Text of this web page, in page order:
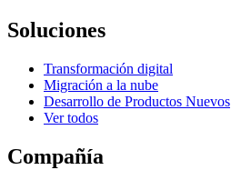
Soluciones
Transformación digital
Migración a la nube
Desarrollo de Productos Nuevos
Ver todos
Compañía